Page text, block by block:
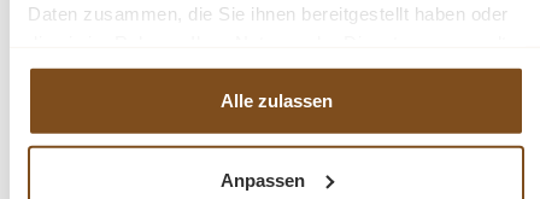
Daten zusammen, die Sie ihnen bereitgestellt haben oder
haben.
Alle zulassen
Anpassen
Farbe Schwarz
2-teilig
Maße Korpus: H/B/T: 90 x 200 x 50 cm